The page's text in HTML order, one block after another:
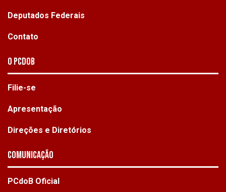
Deputados Federais
Contato
O PCdoB
Filie-se
Apresentação
Direções e Diretórios
Comunicação
PCdoB Oficial